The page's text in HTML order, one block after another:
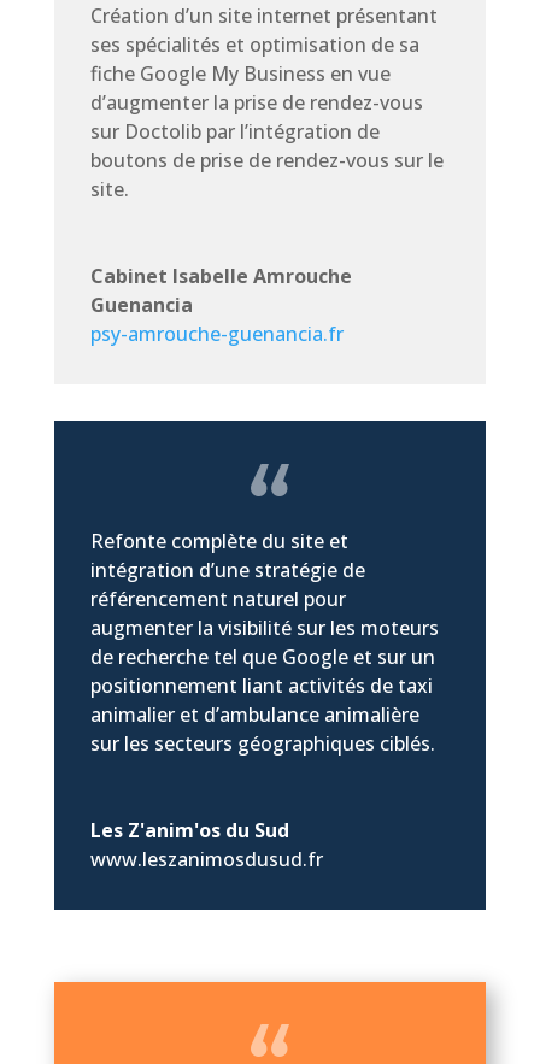
Création d’un site internet présentant
ses spécialités et optimisation de sa
fiche Google My Business en vue
d’augmenter la prise de rendez-vous
sur Doctolib par l’intégration de
boutons de prise de rendez-vous sur le
site.
Cabinet Isabelle Amrouche
Guenancia
psy-amrouche-guenancia.fr
Refonte complète du site et
intégration d’une stratégie de
référencement naturel pour
augmenter la visibilité sur les moteurs
de recherche tel que Google et sur un
positionnement liant activités de taxi
animalier et d’ambulance animalière
sur les secteurs géographiques ciblés.
Les Z'anim'os du Sud
www.leszanimosdusud.fr